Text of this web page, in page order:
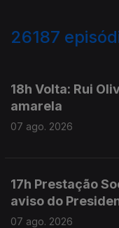
26187
18h Volta: Rui
amarela
07 ago. 2026
17h Prestação
aviso do
07 ago. 2026